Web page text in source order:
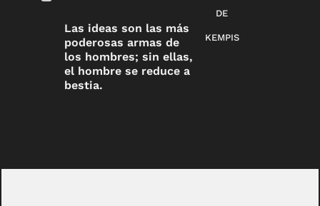
Las ideas son las más
poderosas armas de
los hombres; sin ellas,
el hombre se reduce a
bestia.
DE
KEMPIS